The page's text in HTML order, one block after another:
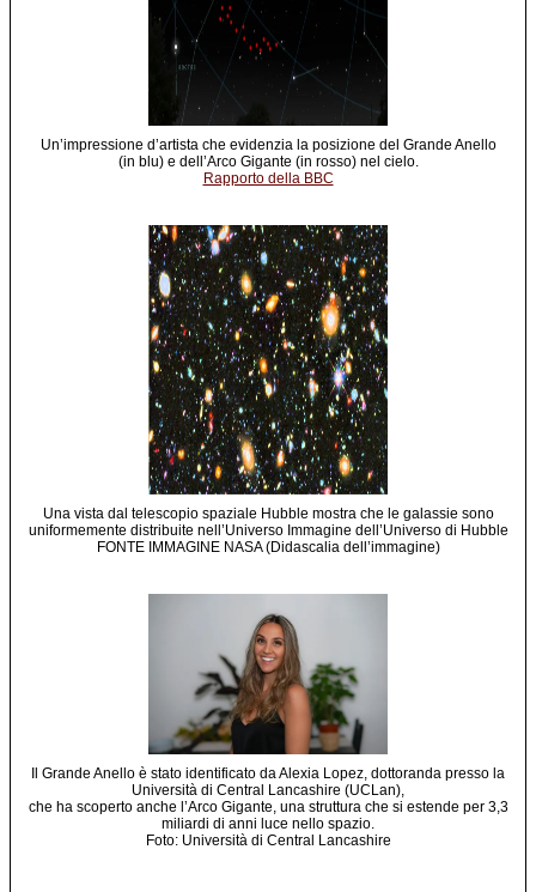
Un’impressione d’artista che evidenzia la posizione del Grande Anello
(in blu) e dell’Arco Gigante (in rosso) nel cielo.
Rapporto della BBC
Una vista dal telescopio spaziale Hubble mostra che le galassie sono
uniformemente distribuite nell’Universo Immagine dell’Universo di Hubble
FONTE IMMAGINE NASA (Didascalia dell’immagine)
Il Grande Anello è stato identificato da Alexia Lopez, dottoranda presso la
Università di Central Lancashire (UCLan),
che ha scoperto anche l’Arco Gigante, una struttura che si estende per 3,3
miliardi di anni luce nello spazio.
Foto: Università di Central Lancashire